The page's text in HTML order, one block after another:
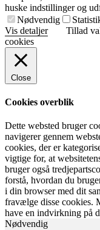
huske indstillinger og
Nødvendig
Vis detaljer
Tillad
cookies
Close
Cookies overblik
Dette websted bruger
navigerer gennem
cookies, der er
vigtige for, at
bruger også
forstå, hvordan du
i din browser med dit
fravælge disse cookies.
have en indvirkning på
Nødvendig